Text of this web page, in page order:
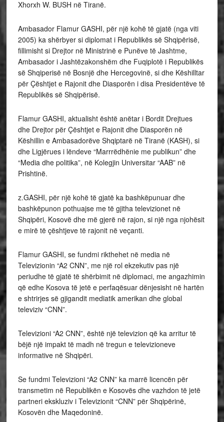
Xhorxh W. BUSH në Tiranë.
Ambasador Flamur GASHI, për një kohë të gjatë (nga viti
2005) ka shërbyer si diplomat i Republikës së Shqipërisë,
fillimisht si Drejtor në Ministrinë e Punëve të Jashtme,
Ambasador i Jashtëzakonshëm dhe Fuqiplotë i Republikës
së Shqiperisë në Bosnjë dhe Hercegovinë, si dhe Këshilltar
për Çështjet e Rajonit dhe Diasporën i disa Presidentëve të
Republikës së Shqipërisë.
Flamur GASHI, aktualisht është anëtar i Bordit Drejtues
dhe Drejtor për Çështjet e Rajonit dhe Diasporën në
Këshillin e Ambasadorëve Shqiptarë në Tiranë (KASH), si
dhe Ligjërues i lëndeve “Marrrëdhënie me publikun” dhe
“Media dhe politika”, në Kolegjin Universitar “AAB” në
Prishtinë.
z.GASHI, për një kohë të gjatë ka bashkëpunuar dhe
bashkëpunon pothuajse me të gjitha televizionet në
Shqipëri, Kosovë dhe më gjerë në rajon, si një nga njohësit
e mirë të çështjeve të rajonit në veçanti.
Flamur GASHI, se fundmi rikthehet në media në
Televizionin “A2 CNN”, me një rol ekzekutiv pas një
periudhe të gjatë të shërbimit në diplomaci, me angazhimin
që edhe Kosova të jetë e perfaqësuar dënjesisht në hartën
e shtrirjes së gjigandit mediatik amerikan dhe global
televiziv “CNN”.
Televizioni “A2 CNN”, është një televizion që ka arritur të
bëjë një impakt të madh në tregun e televizioneve
informative në Shqipëri.
Se fundmi Televizioni “A2 CNN” ka marrë licencën për
transmetim në Republikën e Kosovës dhe vazhdon të jetë
partneri ekskluziv i Televizionit “CNN” për Shqipërinë,
Kosovën dhe Maqedoninë.